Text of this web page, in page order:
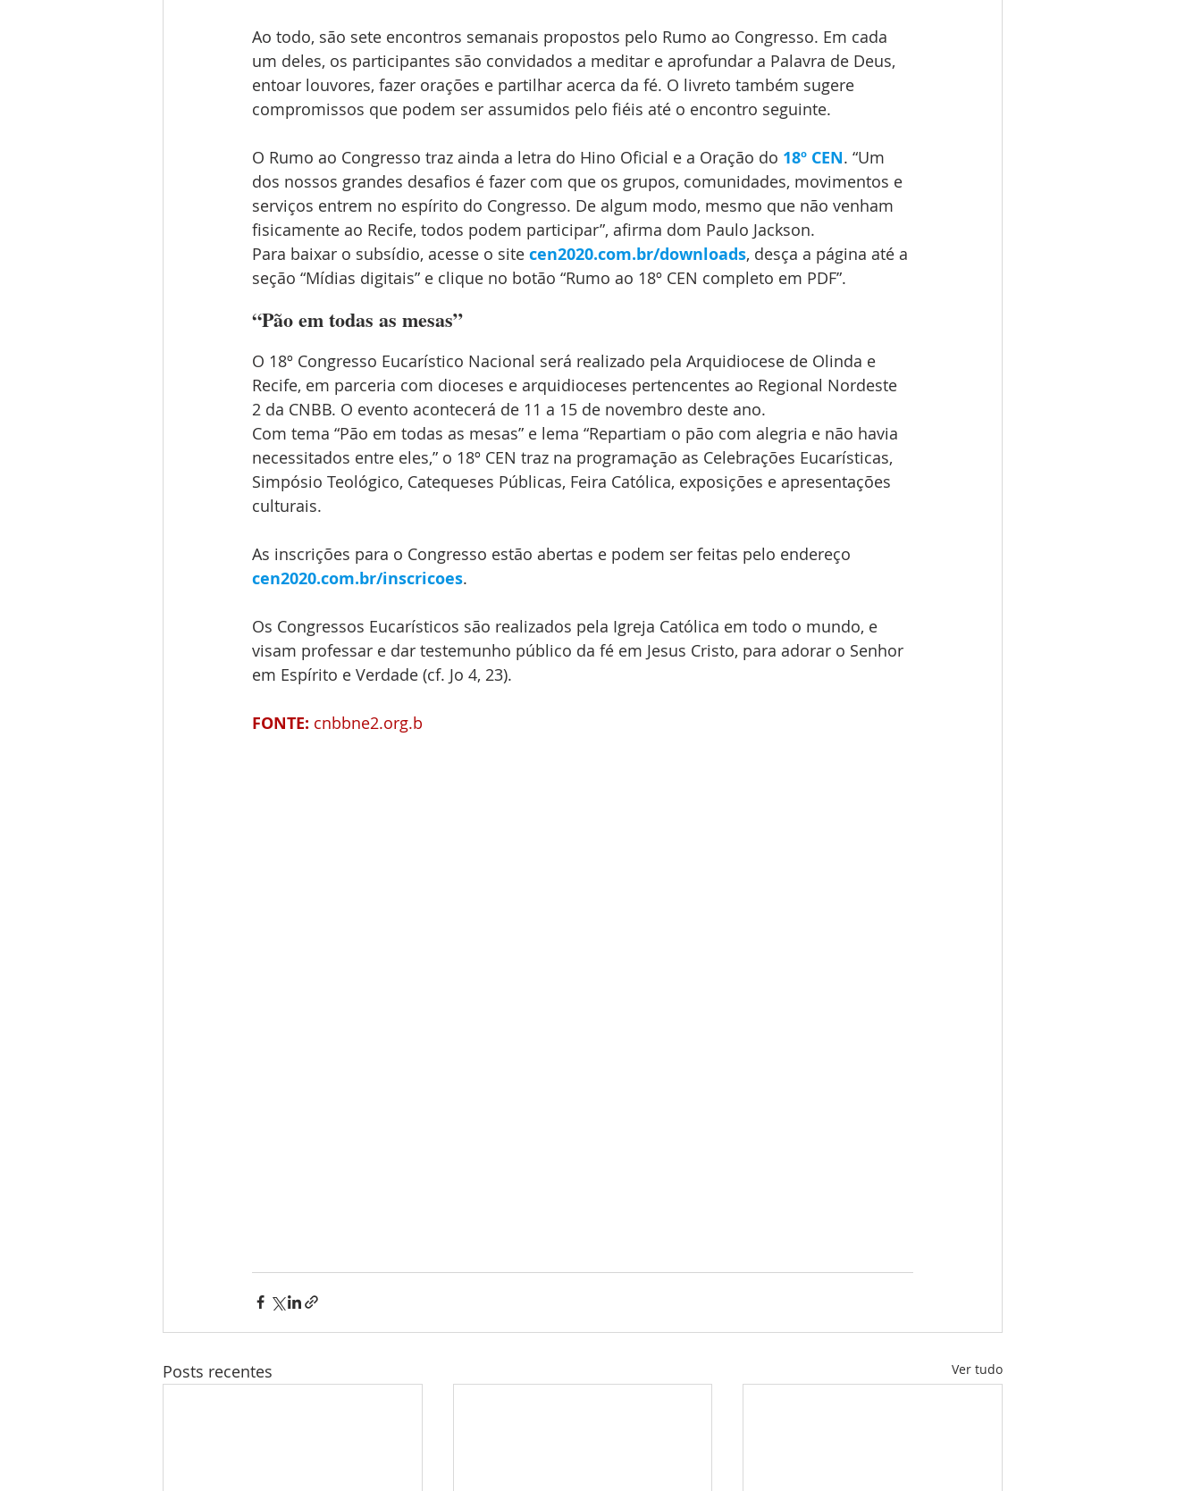
Ao todo, são sete encontros semanais propostos pelo Rumo ao Congresso. Em cada
um deles, os participantes são convidados a meditar e aprofundar a Palavra de Deus,
entoar louvores, fazer orações e partilhar acerca da fé. O livreto também sugere
compromissos que podem ser assumidos pelo fiéis até o encontro seguinte.
O Rumo ao Congresso traz ainda a letra do Hino Oficial e a Oração do 18º CEN. “Um
dos nossos grandes desafios é fazer com que os grupos, comunidades, movimentos e
serviços entrem no espírito do Congresso. De algum modo, mesmo que não venham
fisicamente ao Recife, todos podem participar”, afirma dom Paulo Jackson.
Para baixar o subsídio, acesse o site cen2020.com.br/downloads, desça a página até a
seção “Mídias digitais” e clique no botão “Rumo ao 18º CEN completo em PDF”.
“Pão em todas as mesas”
O 18º Congresso Eucarístico Nacional será realizado pela Arquidiocese de Olinda e
Recife, em parceria com dioceses e arquidioceses pertencentes ao Regional Nordeste
2 da CNBB. O evento acontecerá de 11 a 15 de novembro deste ano.
Com tema “Pão em todas as mesas” e lema “Repartiam o pão com alegria e não havia
necessitados entre eles,” o 18º CEN traz na programação as Celebrações Eucarísticas,
Simpósio Teológico, Catequeses Públicas, Feira Católica, exposições e apresentações
culturais.
As inscrições para o Congresso estão abertas e podem ser feitas pelo endereço
cen2020.com.br/inscricoes.
Os Congressos Eucarísticos são realizados pela Igreja Católica em todo o mundo, e
visam professar e dar testemunho público da fé em Jesus Cristo, para adorar o Senhor
em Espírito e Verdade (cf. Jo 4, 23).
FONTE: cnbbne2.org.b
Posts recentes Ver tudo